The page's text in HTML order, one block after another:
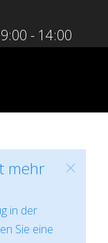
- 14:00
mehr
in der
Sie eine